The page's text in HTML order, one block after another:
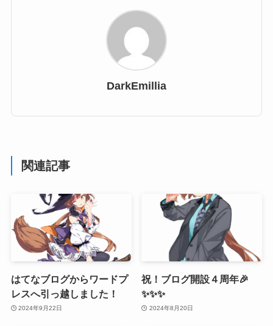
DarkEmillia
関連記事
はてなブログからワードプ
レスへ引っ越しました！
2024年9月22日
祝！ブログ開設４周年🎉
✨✨✨
2024年8月20日